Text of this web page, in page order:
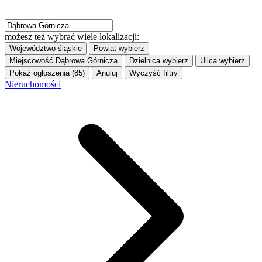
możesz też wybrać wiele lokalizacji:
Województwo śląskie Powiat wybierz
Miejscowość Dąbrowa Górnicza Dzielnica wybierz Ulica wybierz
Pokaż ogłoszenia (85)
Anuluj Wyczyść filtry
Nieruchomości